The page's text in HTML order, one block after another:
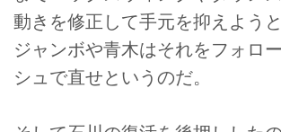
動きを修正して手元を抑えようと
ジャンボや青木はそれをフォロ
シュで直せというのだ。